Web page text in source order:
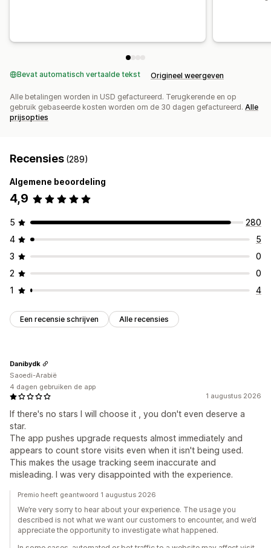
Bevat automatisch vertaalde tekst Origineel weergeven
Alle betalingen worden in USD gefactureerd. Terugkerende en op
gebruik gebaseerde kosten worden om de 30 dagen gefactureerd. Alle
prijsopties
Recensies (289)
Algemene beoordeling
4,9
5
280
4
5
3
0
2
0
1
4
Een recensie schrijven Alle recensies
1 augustus 2026
If there's no stars I will choose it , you don't even deserve a
star.
The app pushes upgrade requests almost immediately and
appears to count store visits even when it isn't being used.
This makes the usage tracking seem inaccurate and
misleading. I was very disappointed with the experience.
Danibydk
Saoedi-Arabië
4 dagen gebruiken de app
Premio heeft geantwoord 1 augustus 2026
We’re very sorry to hear about your experience. The usage you
described is not what we want our customers to encounter, and we’d
appreciate the opportunity to investigate what happened.